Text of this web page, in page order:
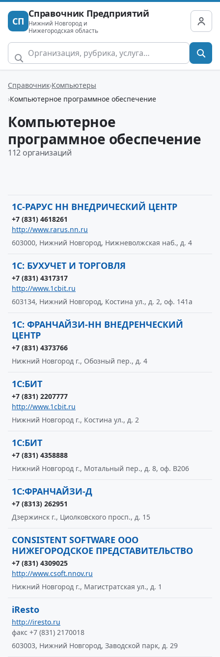
СП
Справочник Предприятий
Нижний Новгород и
Нижегородская область
Справочник Компьютеры
Компьютерное программное обеспечение
Компьютерное
программное обеспечение
112 организаций
1С-РАРУС НН ВНЕДРИЧЕСКИЙ ЦЕНТР
+7 (831) 4618261
http://www.rarus.nn.ru
603000, Нижний Новгород, Нижневолжская наб., д. 4
1С: БУХУЧЕТ И ТОРГОВЛЯ
+7 (831) 4317317
http://www.1cbit.ru
603134, Нижний Новгород, Костина ул., д. 2, оф. 141а
1С: ФРАНЧАЙЗИ-НН ВНЕДРЕНЧЕСКИЙ
ЦЕНТР
+7 (831) 4373766
Нижний Новгород г., Обозный пер., д. 4
1С:БИТ
+7 (831) 2207777
http://www.1cbit.ru
Нижний Новгород г., Костина ул., д. 2
1С:БИТ
+7 (831) 4358888
Нижний Новгород г., Мотальный пер., д. 8, оф. В206
1С:ФРАНЧАЙЗИ-Д
+7 (8313) 262951
Дзержинск г., Циолковского просп., д. 15
CONSISTENT SOFTWARE ООО
НИЖЕГОРОДСКОЕ ПРЕДСТАВИТЕЛЬСТВО
+7 (831) 4309025
http://www.csoft.nnov.ru
Нижний Новгород г., Магистратская ул., д. 1
iResto
http://iresto.ru
факс +7 (831) 2170018
603003, Нижний Новгород, Заводской парк, д. 29